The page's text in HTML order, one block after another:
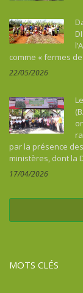
comme « fermes
22/05/2026
par la présence
ministères, dont la
17/04/2026
MOTS CLÉS